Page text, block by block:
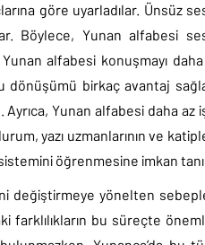
göre uyarladılar. Ünsüz
Böylece, Yunan alfabesi
alfabesi konuşmayı
dönüşümü birkaç avantaj
Yunan alfabesi daha
yazı uzmanlarının ve
öğrenmesine imkan
değiştirmeye yönelten
farklılıkların bu süreçte